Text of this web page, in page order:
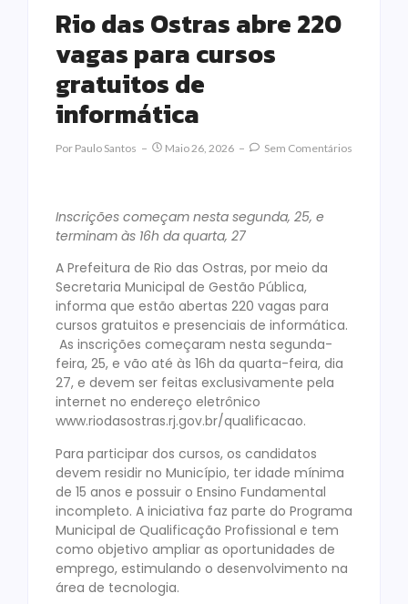
Rio das Ostras abre 220
vagas para cursos
gratuitos de
informática
Por Paulo Santos Maio 26, 2026 Sem Comentários
Inscrições começam nesta segunda, 25, e
terminam às 16h da quarta, 27
A Prefeitura de Rio das Ostras, por meio da
Secretaria Municipal de Gestão Pública,
informa que estão abertas 220 vagas para
cursos gratuitos e presenciais de informática.
As inscrições começaram nesta segunda-
feira, 25, e vão até às 16h da quarta-feira, dia
27, e devem ser feitas exclusivamente pela
internet no endereço eletrônico
www.riodasostras.rj.gov.br/qualificacao.
Para participar dos cursos, os candidatos
devem residir no Município, ter idade mínima
de 15 anos e possuir o Ensino Fundamental
incompleto. A iniciativa faz parte do Programa
Municipal de Qualificação Profissional e tem
como objetivo ampliar as oportunidades de
emprego, estimulando o desenvolvimento na
área de tecnologia.